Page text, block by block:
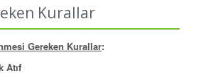
Kurallar
Gereken Kurallar:
Atıf